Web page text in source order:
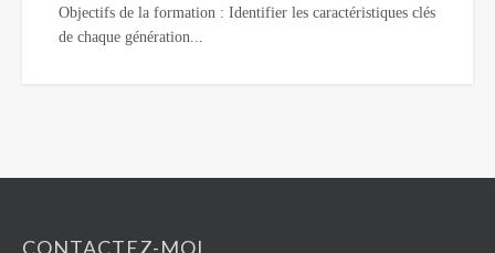
Objectifs de la formation : Identifier les caractéristiques clés
de chaque génération...
CONTACTEZ-MOI